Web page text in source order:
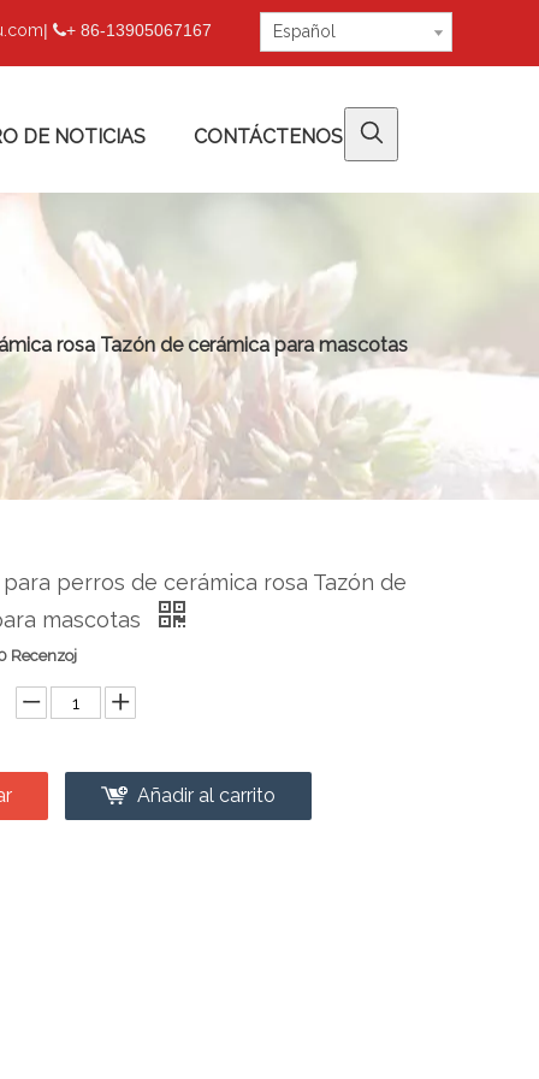
| + 86-13905067167 Español
DE NOTICIAS CONTÁCTENOS
rosa Tazón de cerámica para mascotas
perros de cerámica rosa Tazón de
mascotas
Recenzoj
Añadir al carrito